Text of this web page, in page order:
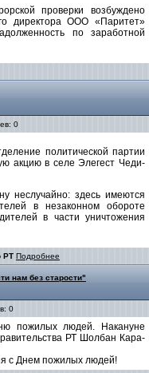
проверки возбуждено
директора ООО «Паритет»
по заработной
0
политической партии
акцию в селе Элегест Чеди-
неслучайно: здесь имеются
в незаконном обороте
в части уничтожения
РТ Подробнее
нам без старости"
0
пожилых людей. Накануне
РТ Шолбан Кара-
с Днем пожилых людей!